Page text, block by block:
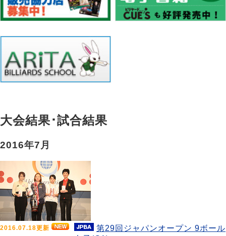
大会結果･試合結果
2016年7月
2016.07.18更新
第29回ジャパンオープン 9ボール